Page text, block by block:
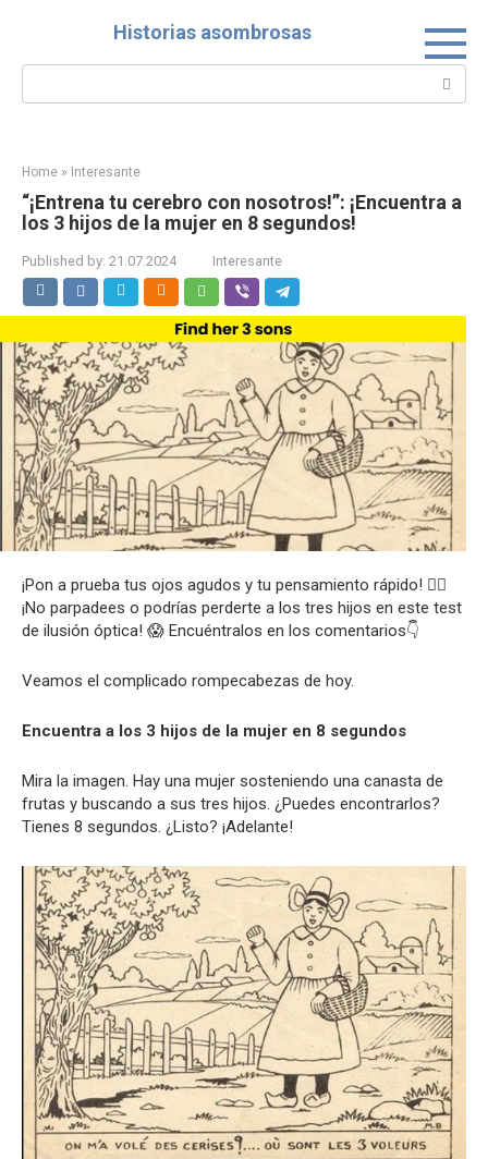
Historias asombrosas
Search:
Home » Interesante
“¡Entrena tu cerebro con nosotros!”: ¡Encuentra a
los 3 hijos de la mujer en 8 segundos!
Published by: 21.07.2024 Interesante
¡Pon a prueba tus ojos agudos y tu pensamiento rápido! 🕵️‍♂️
¡No parpadees o podrías perderte a los tres hijos en este test
de ilusión óptica! 😱 Encuéntralos en los comentarios👇
Veamos el complicado rompecabezas de hoy.
Encuentra a los 3 hijos de la mujer en 8 segundos
Mira la imagen. Hay una mujer sosteniendo una canasta de
frutas y buscando a sus tres hijos. ¿Puedes encontrarlos?
Tienes 8 segundos. ¿Listo? ¡Adelante!